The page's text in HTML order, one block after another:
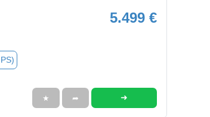
5.499 €
★ ➦ ➜